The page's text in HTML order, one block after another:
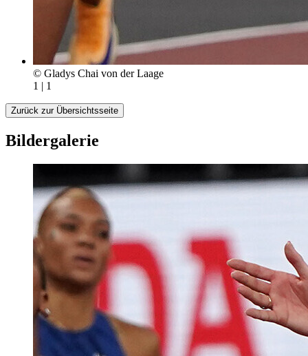
© Gladys Chai von der Laage
1 | 1
Zurück zur Übersichtsseite
Bildergalerie